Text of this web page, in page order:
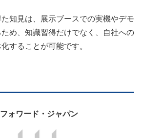
知見は、展示ブースでの実機やデモ
め、知識習得だけでなく、自社への
することが可能です。
ォワード・ジャパン